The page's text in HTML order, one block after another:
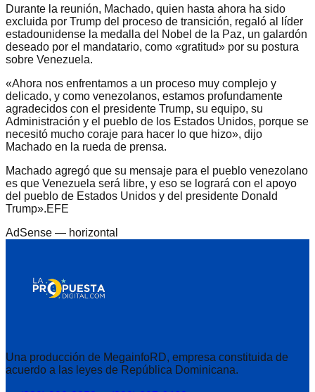
Durante la reunión, Machado, quien hasta ahora ha sido
excluida por Trump del proceso de transición, regaló al líder
estadounidense la medalla del Nobel de la Paz, un galardón
deseado por el mandatario, como «gratitud» por su postura
sobre Venezuela.
«Ahora nos enfrentamos a un proceso muy complejo y
delicado, y como venezolanos, estamos profundamente
agradecidos con el presidente Trump, su equipo, su
Administración y el pueblo de los Estados Unidos, porque se
necesitó mucho coraje para hacer lo que hizo», dijo
Machado en la rueda de prensa.
Machado agregó que su mensaje para el pueblo venezolano
es que Venezuela será libre, y eso se logrará con el apoyo
del pueblo de Estados Unidos y del presidente Donald
Trump».EFE
AdSense — horizontal
Una producción de MegainfoRD, empresa constituida de
acuerdo a las leyes de República Dominicana.